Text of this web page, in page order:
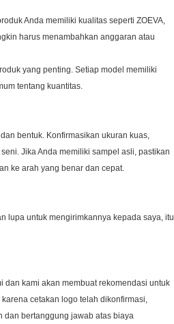
Anda memiliki kualitas seperti ZOEVA,
harus menambahkan anggaran atau
yang penting. Setiap model memiliki
tentang kuantitas.
bentuk. Konfirmasikan ukuran kuas,
Jika Anda memiliki sampel asli, pastikan
ke arah yang benar dan cepat.
lupa untuk mengirimkannya kepada saya, itu
dan kami akan membuat rekomendasi untuk
cetakan logo telah dikonfirmasi,
dan bertanggung jawab atas biaya